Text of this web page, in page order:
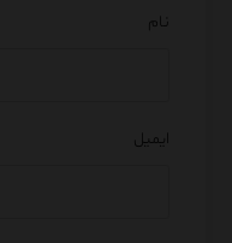
نام
ایمیل